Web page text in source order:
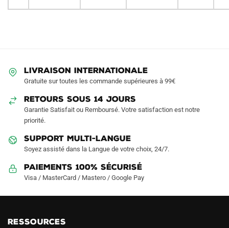
LIVRAISON INTERNATIONALE
Gratuite sur toutes les commande supérieures à 99€
RETOURS SOUS 14 JOURS
Garantie Satisfait ou Remboursé. Votre satisfaction est notre
priorité.
SUPPORT MULTI-LANGUE
Soyez assisté dans la Langue de votre choix, 24/7.
Paiements 100% Sécurisé
Visa / MasterCard / Mastero / Google Pay
RESSOURCES